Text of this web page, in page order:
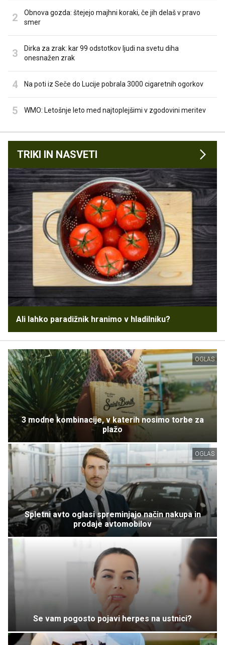
Obnova gozda: štejejo majhni koraki, če jih delaš v pravo
smer
Dirka za zrak: kar 99 odstotkov ljudi na svetu diha
onesnažen zrak
Na poti iz Seče do Lucije pobrala 3000 cigaretnih ogorkov
WMO: Letošnje leto med najtoplejšimi v zgodovini meritev
TRIKI IN NASVETI
Ali lahko paradižnik hranimo v hladilniku?
OGLAS
3 modne kombinacije, v katerih nosimo torbe za
plažo
OGLAS
Spletni avto oglasi spreminjajo način nakupa in
prodaje avtomobilov
Se vam pogosto pojavi herpes na ustnici?